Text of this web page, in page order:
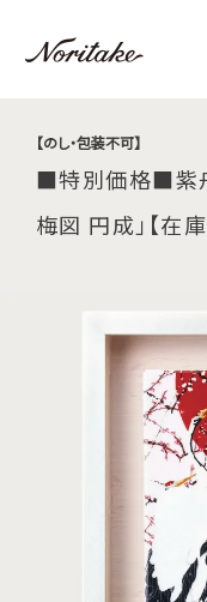
【のし・包装不可】
■特別価格■紫
梅図 円成」【在庫